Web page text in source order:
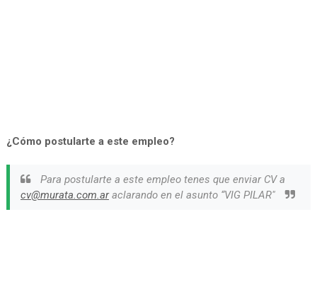
¿Cómo postularte a este empleo?
Para postularte a este empleo tenes que enviar CV a
cv@murata.com.araclarando en el asunto “VIG PILAR"